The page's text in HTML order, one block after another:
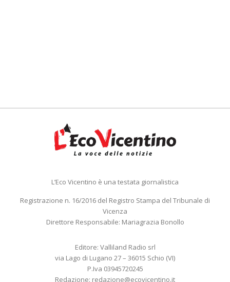
L’Eco Vicentino è una testata giornalistica
Registrazione n. 16/2016 del Registro Stampa del Tribunale di
Vicenza
Direttore Responsabile: Mariagrazia Bonollo
Editore: Valliland Radio srl
via Lago di Lugano 27 – 36015 Schio (VI)
P.Iva 03945720245
Redazione: redazione@ecovicentino.it